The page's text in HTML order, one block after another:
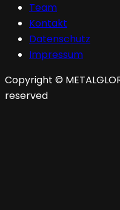
Team
Kontakt
Datenschutz
Impressum
Copyright ©
reserved